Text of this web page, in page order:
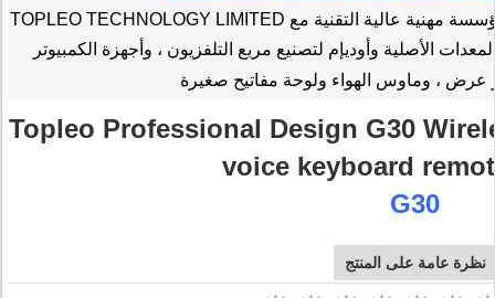
TOPLEO TECHNOLOGY LIMITED هي مؤسسة مهنية عالية التقنية مع R&D مستقلة ، خطوط الإنتاج ، التسويق
الأصلية وأوديإم لتصنيع مربع التلفزيون ، وأجهزة الكمبيوتر
عرض ، وماوس الهواء ولوحة مفاتيح صغيرة
Topleo Professional Design G30
voice keyboard
G30
نظرة عامة على المنتج